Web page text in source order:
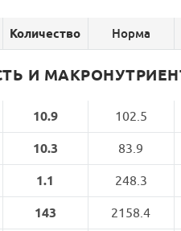
Количество Норма
И
10.9 102.5
10.3 83.9
1.1 248.3
143 2158.4